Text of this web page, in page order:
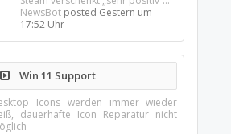
NewsBot posted Gestern um
17:52 Uhr
Win 11 Support
Icons werden immer wieder
dauerhafte Icon Reparatur nicht